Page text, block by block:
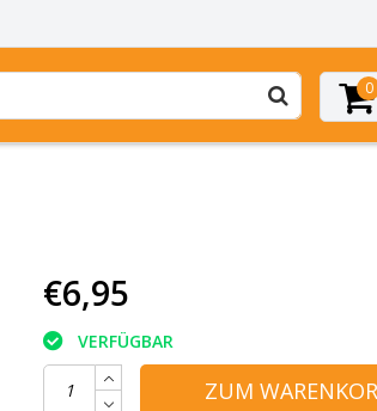
0
€6,95
VERFÜGBAR
ZUM